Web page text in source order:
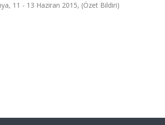
11 - 13 Haziran 2015, (Özet Bildiri)